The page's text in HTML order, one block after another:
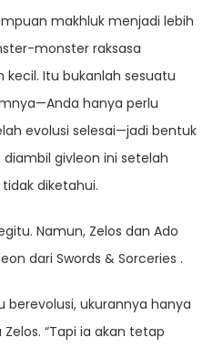
makhluk menjadi lebih
monster raksasa
Itu bukanlah sesuatu
hanya perlu
evolusi selesai—jadi bentuk
givleon ini setelah
diketahui.
Namun, Zelos dan Ado
dari Swords & Sorceries .
berevolusi, ukurannya hanya
“Tapi ia akan tetap